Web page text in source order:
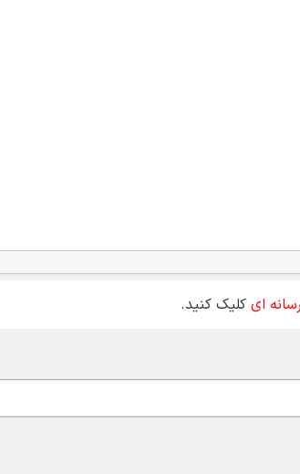
ای کلیک کنید.